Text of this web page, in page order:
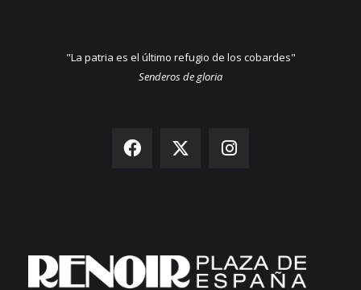
"La patria es el último refugio de los cobardes"
Senderos de gloria